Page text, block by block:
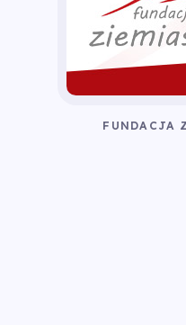
FUNDACJA